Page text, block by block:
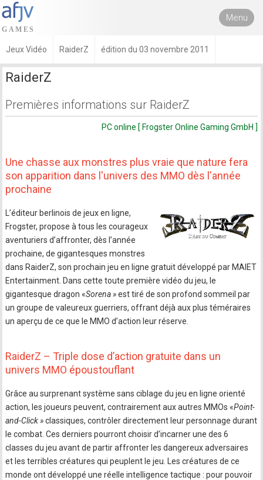
Menu
Jeux Vidéo RaiderZ édition du 03 novembre 2011
RaiderZ
Premières informations sur RaiderZ
PC online [ Frogster Online Gaming GmbH ]
Une chasse aux monstres plus vraie que nature fera
son apparition dans l'univers des MMO dès l'année
prochaine
L’éditeur berlinois de jeux en ligne,
Frogster, propose à tous les courageux
aventuriers d’affronter, dès l’année
prochaine, de gigantesques monstres
dans RaiderZ, son prochain jeu en ligne gratuit développé par MAIET
Entertainment. Dans cette toute première vidéo du jeu, le
gigantesque dragon «Sorena »est tiré de son profond sommeil par
un groupe de valeureux guerriers, offrant déjà aux plus téméraires
un aperçu de ce que le MMO d’action leur réserve.
RaiderZ – Triple dose d’action gratuite dans un
univers MMO époustouflant
Grâce au surprenant système sans ciblage du jeu en ligne orienté
action, les joueurs peuvent, contrairement aux autres MMOs «Point-
and-Click »classiques, contrôler directement leur personnage durant
le combat. Ces derniers pourront choisir d’incarner une des 6
classes du jeu avant de partir affronter les dangereux adversaires
et les terribles créatures qui peuplent le jeu. Les créatures de ce
monde ont développé une réelle intelligence tactique : pour pouvoir